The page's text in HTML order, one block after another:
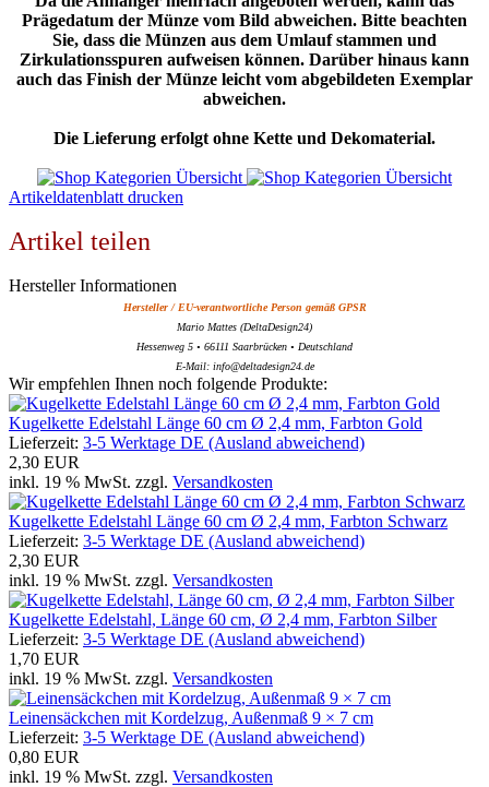
Prägedatum der Münze vom Bild abweichen. Bitte beachten
Sie, dass die Münzen aus dem Umlauf stammen und
Zirkulationsspuren aufweisen können. Darüber hinaus kann
auch das Finish der Münze leicht vom abgebildeten Exemplar
abweichen.
Die Lieferung erfolgt ohne Kette und Dekomaterial.
Artikeldatenblatt drucken
Artikel teilen
Hersteller Informationen
Hersteller / EU-verantwortliche Person gemäß GPSR
Mario Mattes (DeltaDesign24)
Hessenweg 5 • 66111 Saarbrücken • Deutschland
E-Mail: info@deltadesign24.de
Wir empfehlen Ihnen noch folgende Produkte:
Kugelkette Edelstahl Länge 60 cm Ø 2,4 mm, Farbton Gold
Lieferzeit: 3-5 Werktage DE (Ausland abweichend)
2,30 EUR
inkl. 19 % MwSt. zzgl. Versandkosten
Kugelkette Edelstahl Länge 60 cm Ø 2,4 mm, Farbton Schwarz
Lieferzeit: 3-5 Werktage DE (Ausland abweichend)
2,30 EUR
inkl. 19 % MwSt. zzgl. Versandkosten
Kugelkette Edelstahl, Länge 60 cm, Ø 2,4 mm, Farbton Silber
Lieferzeit: 3-5 Werktage DE (Ausland abweichend)
1,70 EUR
inkl. 19 % MwSt. zzgl. Versandkosten
Leinensäckchen mit Kordelzug, Außenmaß 9 × 7 cm
Lieferzeit: 3-5 Werktage DE (Ausland abweichend)
0,80 EUR
inkl. 19 % MwSt. zzgl. Versandkosten